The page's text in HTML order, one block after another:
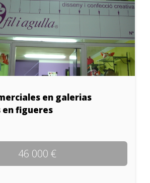
en galerias
en figueres
46 000 €